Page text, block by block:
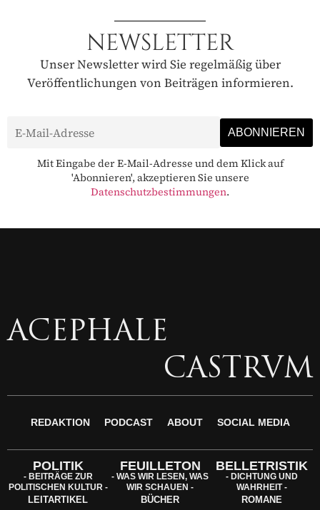
NEWSLETTER
Unser Newsletter wird Sie regelmäßig über
Veröffentlichungen von Beiträgen informieren.
Mit Eingabe der E-Mail-Adresse und dem Klick auf
'Abonnieren', akzeptieren Sie unsere
Datenschutzbestimmungen.
ACEPHALE
CASTRVM
REDAKTION PODCAST ABOUT SOCIAL MEDIA
POLITIK
- BEITRÄGE ZUR
POLITISCHEN KULTUR -
LEITARTIKEL
FEUILLETON
- WAS WIR LESEN, WAS
WIR SCHAUEN -
BÜCHER
BELLETRISTIK
- DICHTUNG UND
WAHRHEIT -
ROMANE